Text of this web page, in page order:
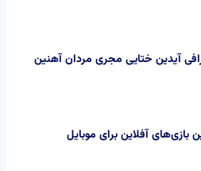
آیدین ختایی مجری مردان آهنین
بازی‌های آفلاین برای موبایل